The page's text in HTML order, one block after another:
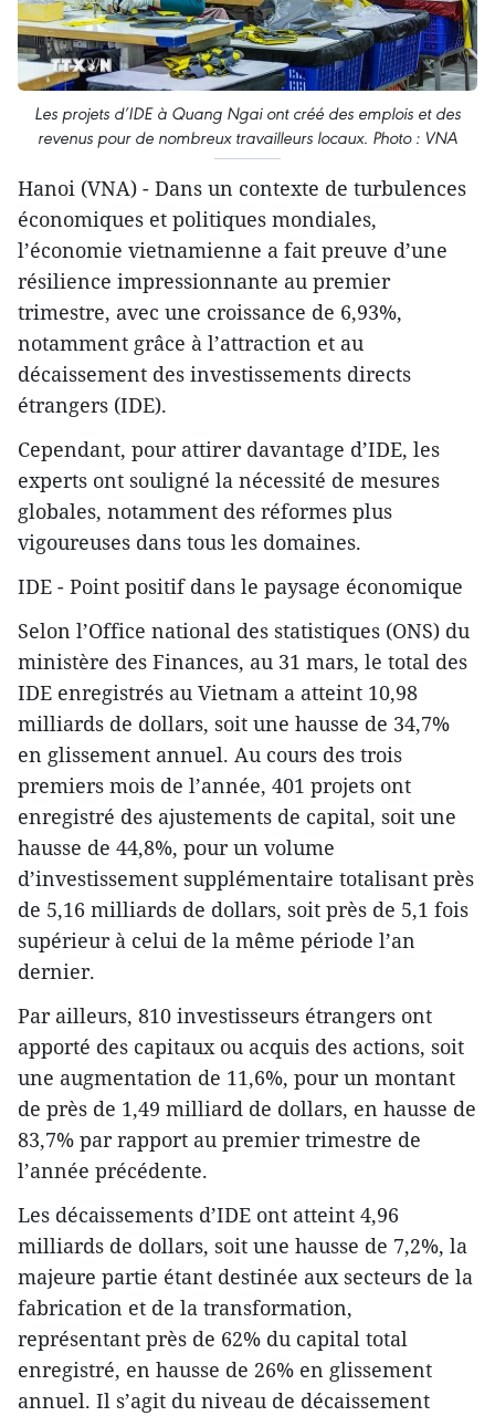
Les projets d’IDE à Quang Ngai ont créé des emplois et des
revenus pour de nombreux travailleurs locaux. Photo : VNA
Hanoi (VNA) - Dans un contexte de turbulences
économiques et politiques mondiales,
l’économie vietnamienne a fait preuve d’une
résilience impressionnante au premier
trimestre, avec une croissance de 6,93%,
notamment grâce à l’attraction et au
décaissement des investissements directs
étrangers (IDE).
Cependant, pour attirer davantage d’IDE, les
experts ont souligné la nécessité de mesures
globales, notamment des réformes plus
vigoureuses dans tous les domaines.
IDE - Point positif dans le paysage économique
Selon l’Office national des statistiques (ONS) du
ministère des Finances, au 31 mars, le total des
IDE enregistrés au Vietnam a atteint 10,98
milliards de dollars, soit une hausse de 34,7%
en glissement annuel. Au cours des trois
premiers mois de l’année, 401 projets ont
enregistré des ajustements de capital, soit une
hausse de 44,8%, pour un volume
d’investissement supplémentaire totalisant près
de 5,16 milliards de dollars, soit près de 5,1 fois
supérieur à celui de la même période l’an
dernier.
Par ailleurs, 810 investisseurs étrangers ont
apporté des capitaux ou acquis des actions, soit
une augmentation de 11,6%, pour un montant
de près de 1,49 milliard de dollars, en hausse de
83,7% par rapport au premier trimestre de
l’année précédente.
Les décaissements d’IDE ont atteint 4,96
milliards de dollars, soit une hausse de 7,2%, la
majeure partie étant destinée aux secteurs de la
fabrication et de la transformation,
représentant près de 62% du capital total
enregistré, en hausse de 26% en glissement
annuel. Il s’agit du niveau de décaissement